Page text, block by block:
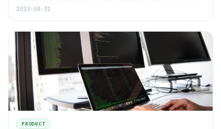
ваших участников.
2023-08-31
PRODUCT